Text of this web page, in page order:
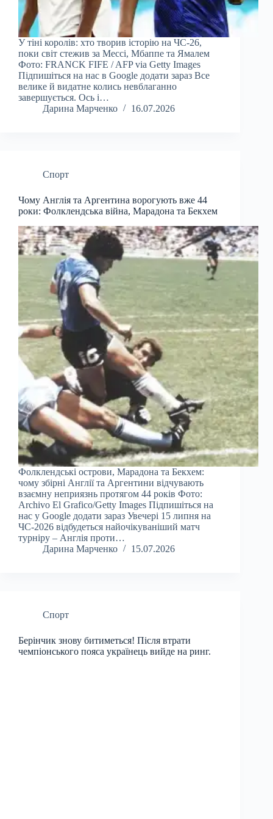
У тіні королів: хто творив історію на ЧС-26,
поки світ стежив за Мессі, Мбаппе та Ямалем
Фото: FRANCK FIFE / AFP via Getty Images
Підпишіться на нас в Google додати зараз Все
велике й видатне колись невблаганно
завершується. Ось і…
Дарина Марченко
16.07.2026
Спорт
Чому Англія та Аргентина ворогують вже 44
роки: Фолклендська війна, Марадона та Бекхем
Фолклендські острови, Марадона та Бекхем:
чому збірні Англії та Аргентини відчувають
взаємну неприязнь протягом 44 років Фото:
Archivo El Grafico/Getty Images Підпишіться на
нас у Google додати зараз Увечері 15 липня на
ЧС-2026 відбудеться найочікуваніший матч
турніру – Англія проти…
Дарина Марченко
15.07.2026
Спорт
Берінчик знову битиметься! Після втрати
чемпіонського пояса українець вийде на ринг.